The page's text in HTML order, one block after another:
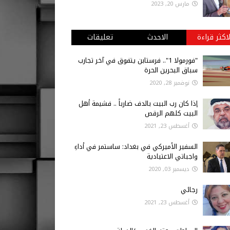
مارس 20, 2023
قراءة الاحدث تعليقات
"فورمولا 1".. فرستابن يتفوق في آخر تجارب
سباق البحرين الحرة
نوفمبر 28, 2020
إذا كان رب البيت بالدف ضارباً .. فشيمة أهل
البيت كلهم الرقص
أغسطس 23, 2021
السفير الأميركي في بغداد: ساستمر في أداءِ
واجباتي الاعتيادية
ديسمبر 03, 2020
رجائي
أغسطس 23, 2021